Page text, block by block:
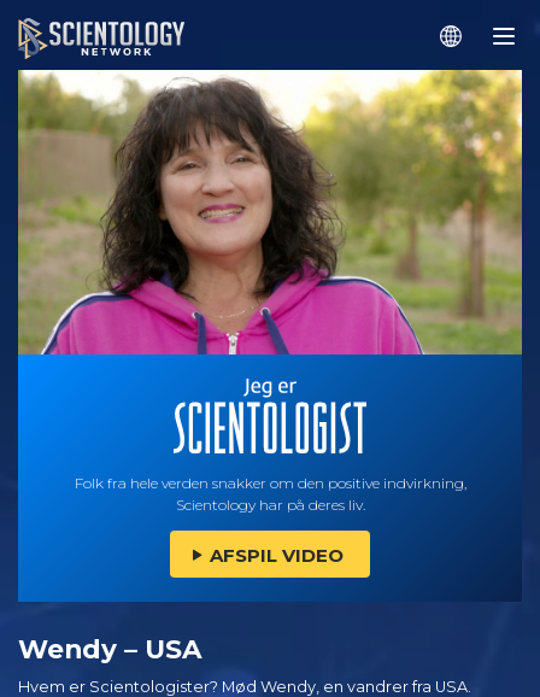
Folk fra hele verden snakker om den positive indvirkning,
Scientology har på deres liv.
AFSPIL VIDEO
Wendy – USA
Hvem er Scientologister? Mød Wendy, en vandrer fra USA.